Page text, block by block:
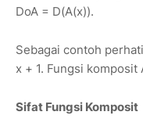
DoA = D(A(x)).
Sebagai contoh
x + 1. Fungsi komposit
Sifat Fungsi Komposit